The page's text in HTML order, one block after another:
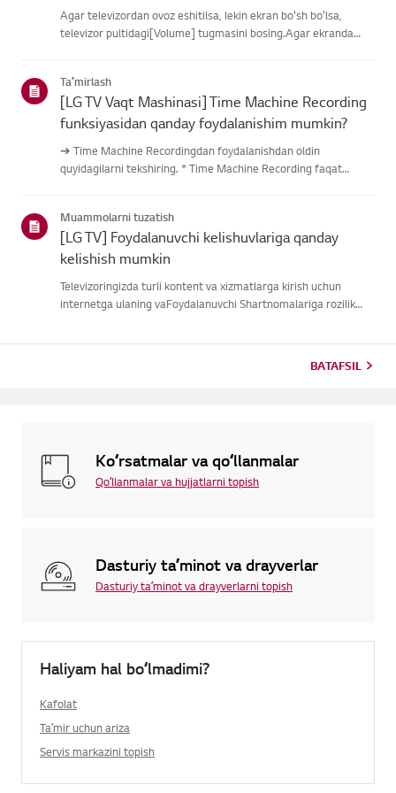
Agar televizordan ovoz eshitilsa, lekin ekran bo'sh bo'lsa,
televizor pultidagi[Volume] tugmasini bosing.Agar ekranda
mumkin.Muammo tashqi quril...
Taʼmirlash
[LG TV Vaqt Mashinasi] Time Machine Recording
funksiyasidan qanday foydalanishim mumkin?
➔ Time Machine Recordingdan foydalanishdan oldin
quyidagilarni tekshiring. * Time Machine Recording faqat
qurilmalariga ulangan ...
Muammolarni tuzatish
[LG TV] Foydalanuvchi kelishuvlariga qanday
kelishish mumkin
Televizoringizda turli kontent va xizmatlarga kirish uchun
internetga ulaning vaFoydalanuvchi Shartnomalariga rozilik
BATAFSIL
Koʻrsatmalar va qoʻllanmalar
Qoʻllanmalar va hujjatlarni topish
Dasturiy taʼminot va drayverlar
Dasturiy taʼminot va drayverlarni topish
Haliyam hal boʻlmadimi?
Kafolat
Taʼmir uchun ariza
Servis markazini topish